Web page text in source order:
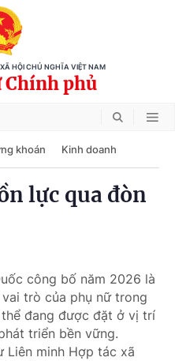
HỘI CHỦ NGHĨA VIỆT NAM
Chính phủ
khoán Kinh doanh
lực qua đòn
công bố năm 2026 là
trò của phụ nữ trong
đang được đặt ở vị trí
triển bền vững.
Liên minh Hợp tác xã